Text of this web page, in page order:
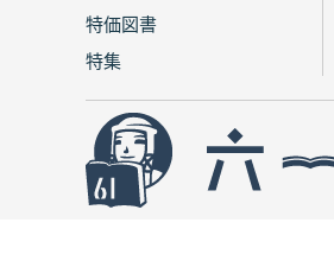
特価図書
特集